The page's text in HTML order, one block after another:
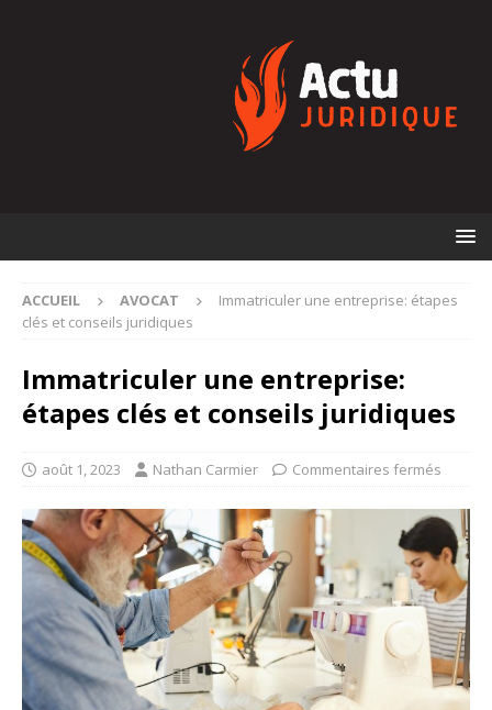
ACCUEIL AVOCAT
Immatriculer une entreprise: étapes
clés et conseils juridiques
Immatriculer une entreprise:
étapes clés et conseils juridiques
août 1, 2023 Nathan Carmier Commentaires fermés